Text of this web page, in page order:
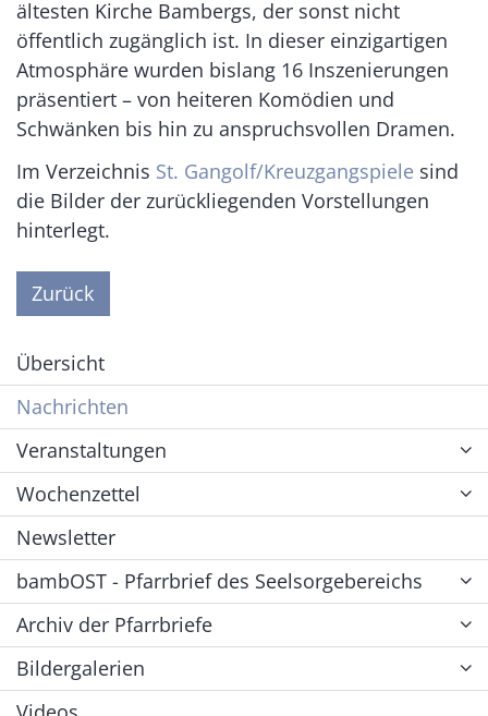
ältesten Kirche Bambergs, der sonst nicht
öffentlich zugänglich ist. In dieser einzigartigen
Atmosphäre wurden bislang 16 Inszenierungen
präsentiert – von heiteren Komödien und
Schwänken bis hin zu anspruchsvollen Dramen.
Im Verzeichnis St. Gangolf/Kreuzgangspiele sind
die Bilder der zurückliegenden Vorstellungen
hinterlegt.
Zurück
Übersicht
Nachrichten
Veranstaltungen
Wochenzettel
Newsletter
bambOST - Pfarrbrief des Seelsorgebereichs
Archiv der Pfarrbriefe
Bildergalerien